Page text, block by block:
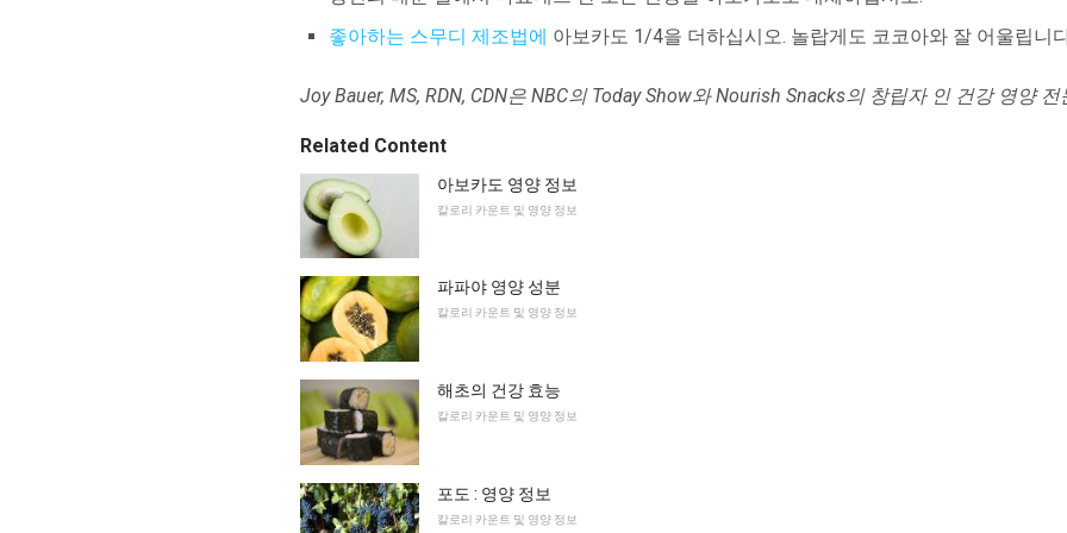
좋아하는 스무디 제조법에 아보카도 1/4을 더하십시오. 놀랍게도 코코아와 잘 어울립니
Joy Bauer, MS, RDN, CDN은 NBC의 Today Show와 Nourish Snacks의 창립자 인 건강 영양
Related Content
아보카도 영양 정보
칼로리 카운트 및 영양 정보
파파야 영양 성분
칼로리 카운트 및 영양 정보
해초의 건강 효능
칼로리 카운트 및 영양 정보
포도 : 영양 정보
칼로리 카운트 및 영양 정보